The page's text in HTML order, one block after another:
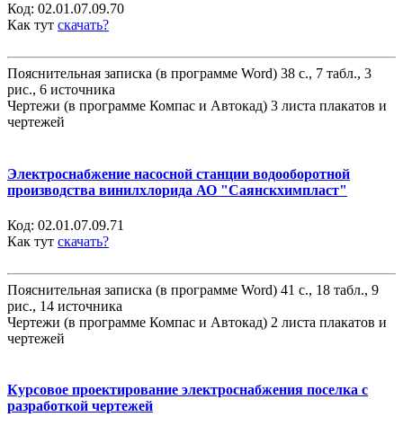
Код: 02.01.07.09.70
Как тут скачать?
Пояснительная записка (в программе Word) 38 с., 7 табл., 3
рис., 6 источника
Чертежи (в программе Компас и Автокад) 3 листа плакатов и
чертежей
Электроснабжение насосной станции водооборотной
производства винилхлорида АО "Саянскхимпласт"
Код: 02.01.07.09.71
Как тут скачать?
Пояснительная записка (в программе Word) 41 с., 18 табл., 9
рис., 14 источника
Чертежи (в программе Компас и Автокад) 2 листа плакатов и
чертежей
Курсовое проектирование электроснабжения поселка с
разработкой чертежей